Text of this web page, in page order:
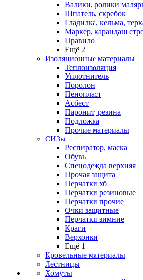
Валики, ролики
Шпатель, скребок
Гладилка, кельма,
Маркер, карандаш
Правило
Ещё 2
Изоляционные материалы
Теплоизоляция
Уплотнитель
Поролон
Пенопласт
Асбест
Паронит, резина
Подложка
Прочие материалы
СИЗы
Респиратор, маска
Обувь
Спецодежда верхняя
Прочая защита
Перчатки хб
Перчатки резиновые
Перчатки прочие
Очки защитные
Перчатки зимние
Краги
Верхонки
Ещё 1
Кровельные материалы
Лестницы
Хомуты